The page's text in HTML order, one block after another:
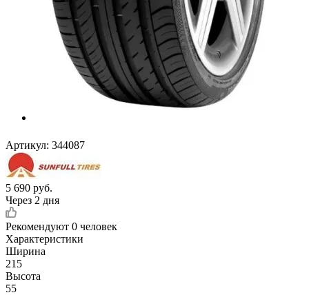
Артикул: 344087
5 690 руб.
Через 2 дня
Рекомендуют 0 человек
Характеристики
Ширина
215
Высота
55